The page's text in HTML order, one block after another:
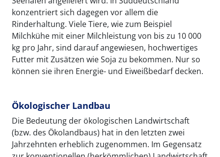
konzentriert sich dagegen vor allem die
Rinderhaltung. Viele Tiere, wie zum Beispiel
Milchkühe mit einer Milchleistung von bis zu 10 000
kg pro Jahr, sind darauf angewiesen, hochwertiges
Futter mit Zusätzen wie Soja zu bekommen. Nur so
können sie ihren Energie- und Eiweißbedarf decken.
Ökologischer Landbau
Die Bedeutung der ökologischen Landwirtschaft
(bzw. des Ökolandbaus) hat in den letzten zwei
Jahrzehnten erheblich zugenommen. Im Gegensatz